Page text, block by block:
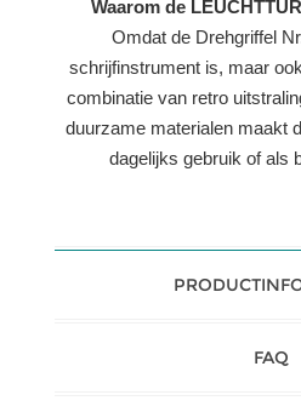
Waarom de
Omdat de Drehgriffel
schrijfinstrument is, maar
combinatie van retro
duurzame materialen maakt
dagelijks gebruik of als
FAQ